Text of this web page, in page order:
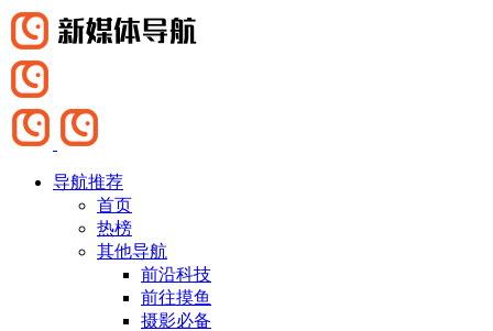
导航推荐
首页
热榜
其他导航
前沿科技
前往摸鱼
摄影必备